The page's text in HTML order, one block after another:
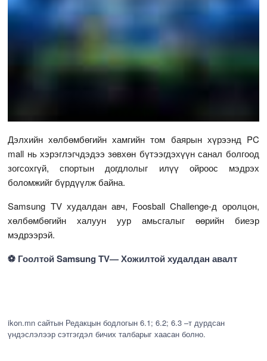
Дэлхийн хөлбөмбөгийн хамгийн том баярын хүрээнд PC
mall нь хэрэглэгчдэдээ зөвхөн бүтээгдэхүүн санал болгоод
зогсохгүй, спортын догдлолыг илүү ойроос мэдрэх
боломжийг бүрдүүлж байна.
Samsung TV худалдан авч, Foosball Challenge-д оролцон,
хөлбөмбөгийн халуун уур амьсгалыг өөрийн биеэр
мэдрээрэй.
⚽ Гоолтой Samsung TV— Хожилтой худалдан авалт
ikon.mn сайтын Редакцын бодлогын 6.1; 6.2; 6.3 –т дурдсан
үндэслэлээр сэтгэгдэл бичих талбарыг хаасан болно.